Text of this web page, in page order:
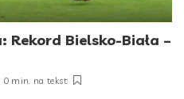
Rekord Bielsko-Biała –
0 min. na tekst